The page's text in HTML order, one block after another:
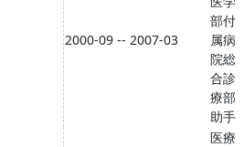
2000-09 -- 2007-03
部付
属病
院総
合診
療部
助手
医療